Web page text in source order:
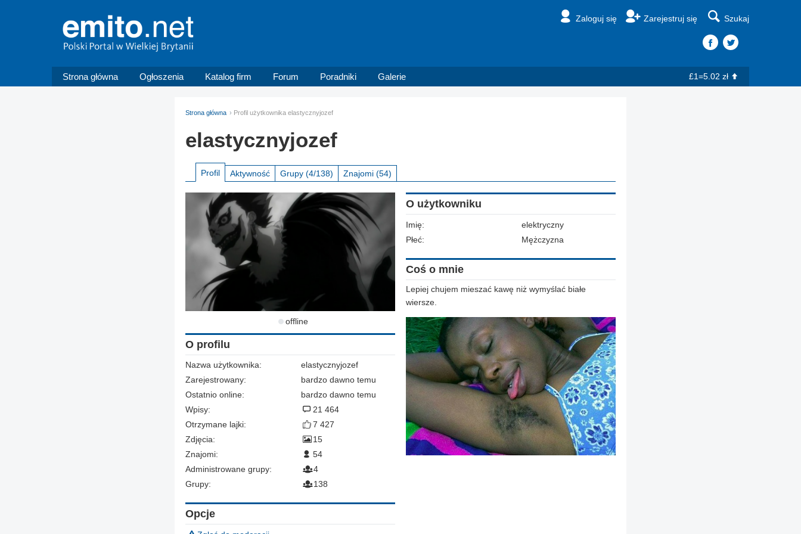
Zaloguj się Zarejestruj się Szukaj
Strona główna Ogłoszenia Katalog firm Forum Poradniki Galerie £1=5.02 zł
Strona główna Profil użytkownika elastycznyjozef
elastycznyjozef
Profil Aktywność Grupy (4/138) Znajomi (54)
offline
O profilu
Nazwa użytkownika:
elastycznyjozef
Zarejestrowany:
bardzo dawno temu
Ostatnio online:
bardzo dawno temu
Wpisy:
21 464
Otrzymane lajki:
7 427
Zdjęcia:
15
Znajomi:
54
Administrowane grupy:
4
Grupy:
138
Opcje
O użytkowniku
Imię:
elektryczny
Płeć:
Mężczyzna
Coś o mnie
Lepiej chujem mieszać kawę niż wymyślać białe
wiersze.